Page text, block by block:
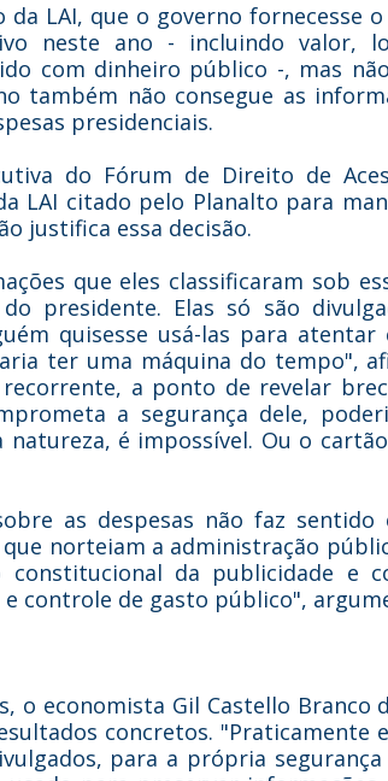
LAI, que o governo fornecesse
neste ano - incluindo valor,
com dinheiro público -, mas
também não consegue as
presidenciais.
do Fórum de Direito de
LAI citado pelo Planalto para
justifica essa decisão.
que eles classificaram sob
presidente. Elas só são
quisesse usá-las para atentar
ter uma máquina do tempo",
a ponto de revelar
a segurança dele,
natureza, é impossível. Ou o
as despesas não faz
norteiam a administração
da publicidade e
controle de gasto público",
o economista Gil Castello Branco
concretos. "Praticamente
para a própria